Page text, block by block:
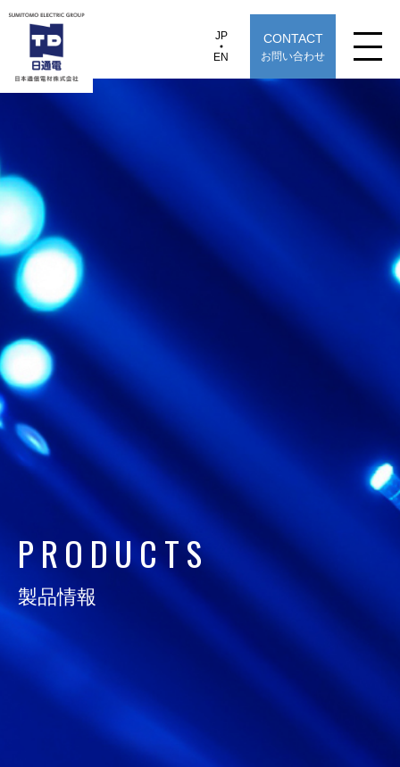
JP
EN
CONTACT
お問い合わせ
製品情報
用途から探す
選定早見表から探す
技術情報
TECHNOLOGY
日通電の実力
NTD FACT
サスティナビリティ
SUSTAINABILITY
EN
PRO DUCTS
製品情報